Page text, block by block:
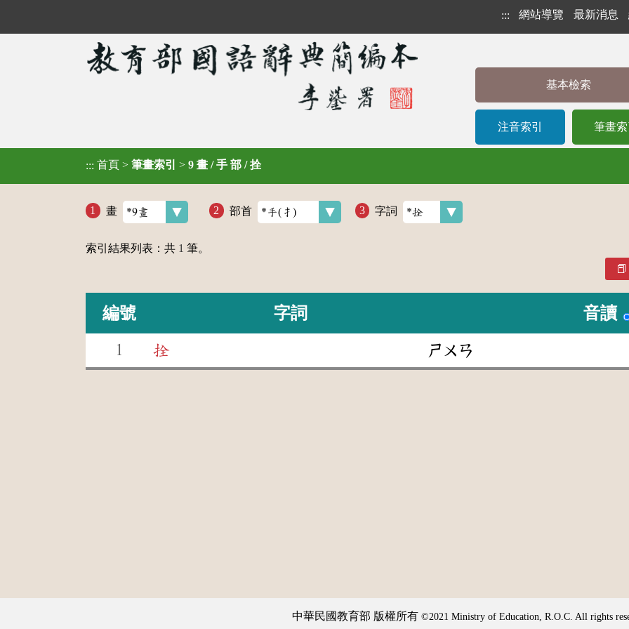
::: 網站導覽 最新消息
基本檢索
注音索引 筆畫索
::: 首頁 > 筆畫索引 > 9 畫 / 手 部 / 拴
畫 部首 字詞
索引結果列表：共 1 筆。
編號 字詞 音讀
1 拴 ㄕㄨㄢ
中華民國教育部 版權所有 ©2021 Ministry of Education, R.O.C. All rights